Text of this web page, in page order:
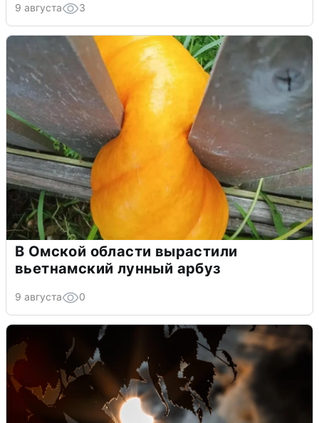
9 августа 3
В Омской области вырастили
вьетнамский лунный арбуз
9 августа 0